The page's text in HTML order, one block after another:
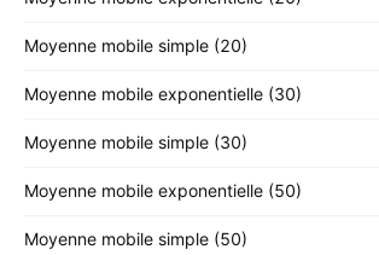
Moyenne mobile simple (20)
Moyenne mobile exponentielle (30)
Moyenne mobile simple (30)
Moyenne mobile exponentielle (50)
Moyenne mobile simple (50)